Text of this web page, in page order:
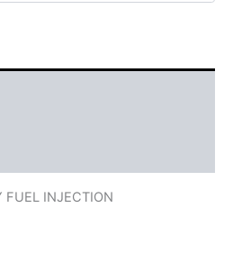
FUEL INJECTION